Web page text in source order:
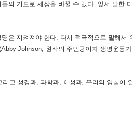
의 기도로 세상을 바꿀 수 있다. 앞서 말한
은 지켜져야 한다. 다시 적극적으로 말해서
Johnson, 원작의 주인공이자 생명운동
고 성경과, 과학과, 이성과, 우리의 양심이